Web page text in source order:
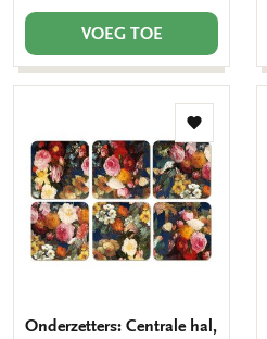
VOEG TOE
Toevoegen
aan
verlanglijst
Onderzetters: Centrale hal,